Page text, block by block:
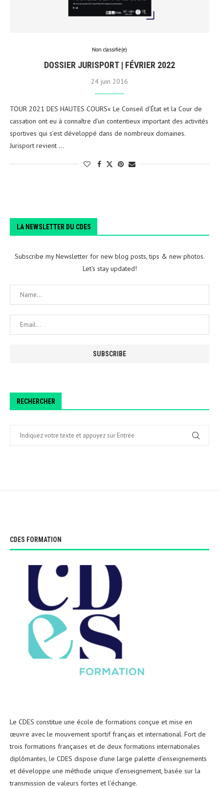
Non classifié(e)
DOSSIER JURISPORT | FÉVRIER 2022
24 juin 2016
TOUR 2021 DES HAUTES COURS« Le Conseil d’État et la Cour de
cassation ont eu à connaître d’un contentieux important des activités
sportives qui s’est développé dans de nombreux domaines.
Jurisport revient …
LA NEWSLETTER DU CDES
Subscribe my Newsletter for new blog posts, tips & new photos.
Let's stay updated!
RECHERCHER
CDES FORMATION
Le CDES constitue une école de formations conçue et mise en
œuvre avec le mouvement sportif français et international. Fort de
trois formations françaises et de deux formations internationales
diplômantes, le CDES dispose d’une large palette d’enseignements
et développe une méthode unique d’enseignement, basée sur la
transmission de valeurs fortes et l’échange.